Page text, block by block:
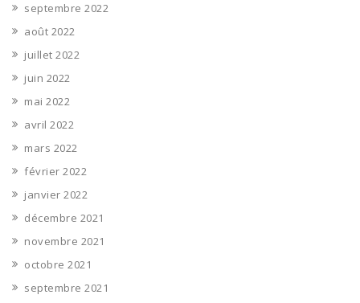
septembre 2022
août 2022
juillet 2022
juin 2022
mai 2022
avril 2022
mars 2022
février 2022
janvier 2022
décembre 2021
novembre 2021
octobre 2021
septembre 2021